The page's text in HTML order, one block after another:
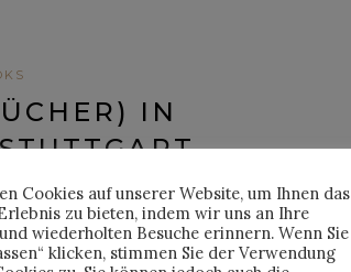
IN
Cookies auf unserer Website, um Ihnen das
zu bieten, indem wir uns an Ihre
wiederholten Besuche erinnern. Wenn Sie
klicken, stimmen Sie der Verwendung